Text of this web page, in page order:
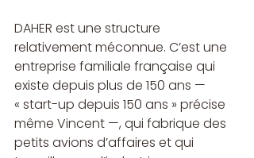
DAHER est une structure
relativement méconnue. C’est une
entreprise familiale française qui
existe depuis plus de 150 ans —
« start-up depuis 150 ans » précise
même Vincent —, qui fabrique des
petits avions d’affaires et qui